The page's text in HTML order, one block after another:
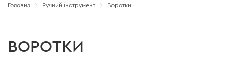
Головна Ручний інструмент Воротки
ВОРОТКИ